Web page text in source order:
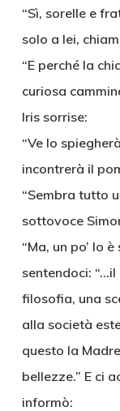
“Sì, sorelle e
solo a lei,
“E perché la
curiosa
Iris sorrise:
“Ve lo
incontrerà il
“Sembra tutto
sottovoce
“Ma, un po’ lo
sentendoci:
filosofia, una
alla società
questo la
bellezze.” E ci
informò: